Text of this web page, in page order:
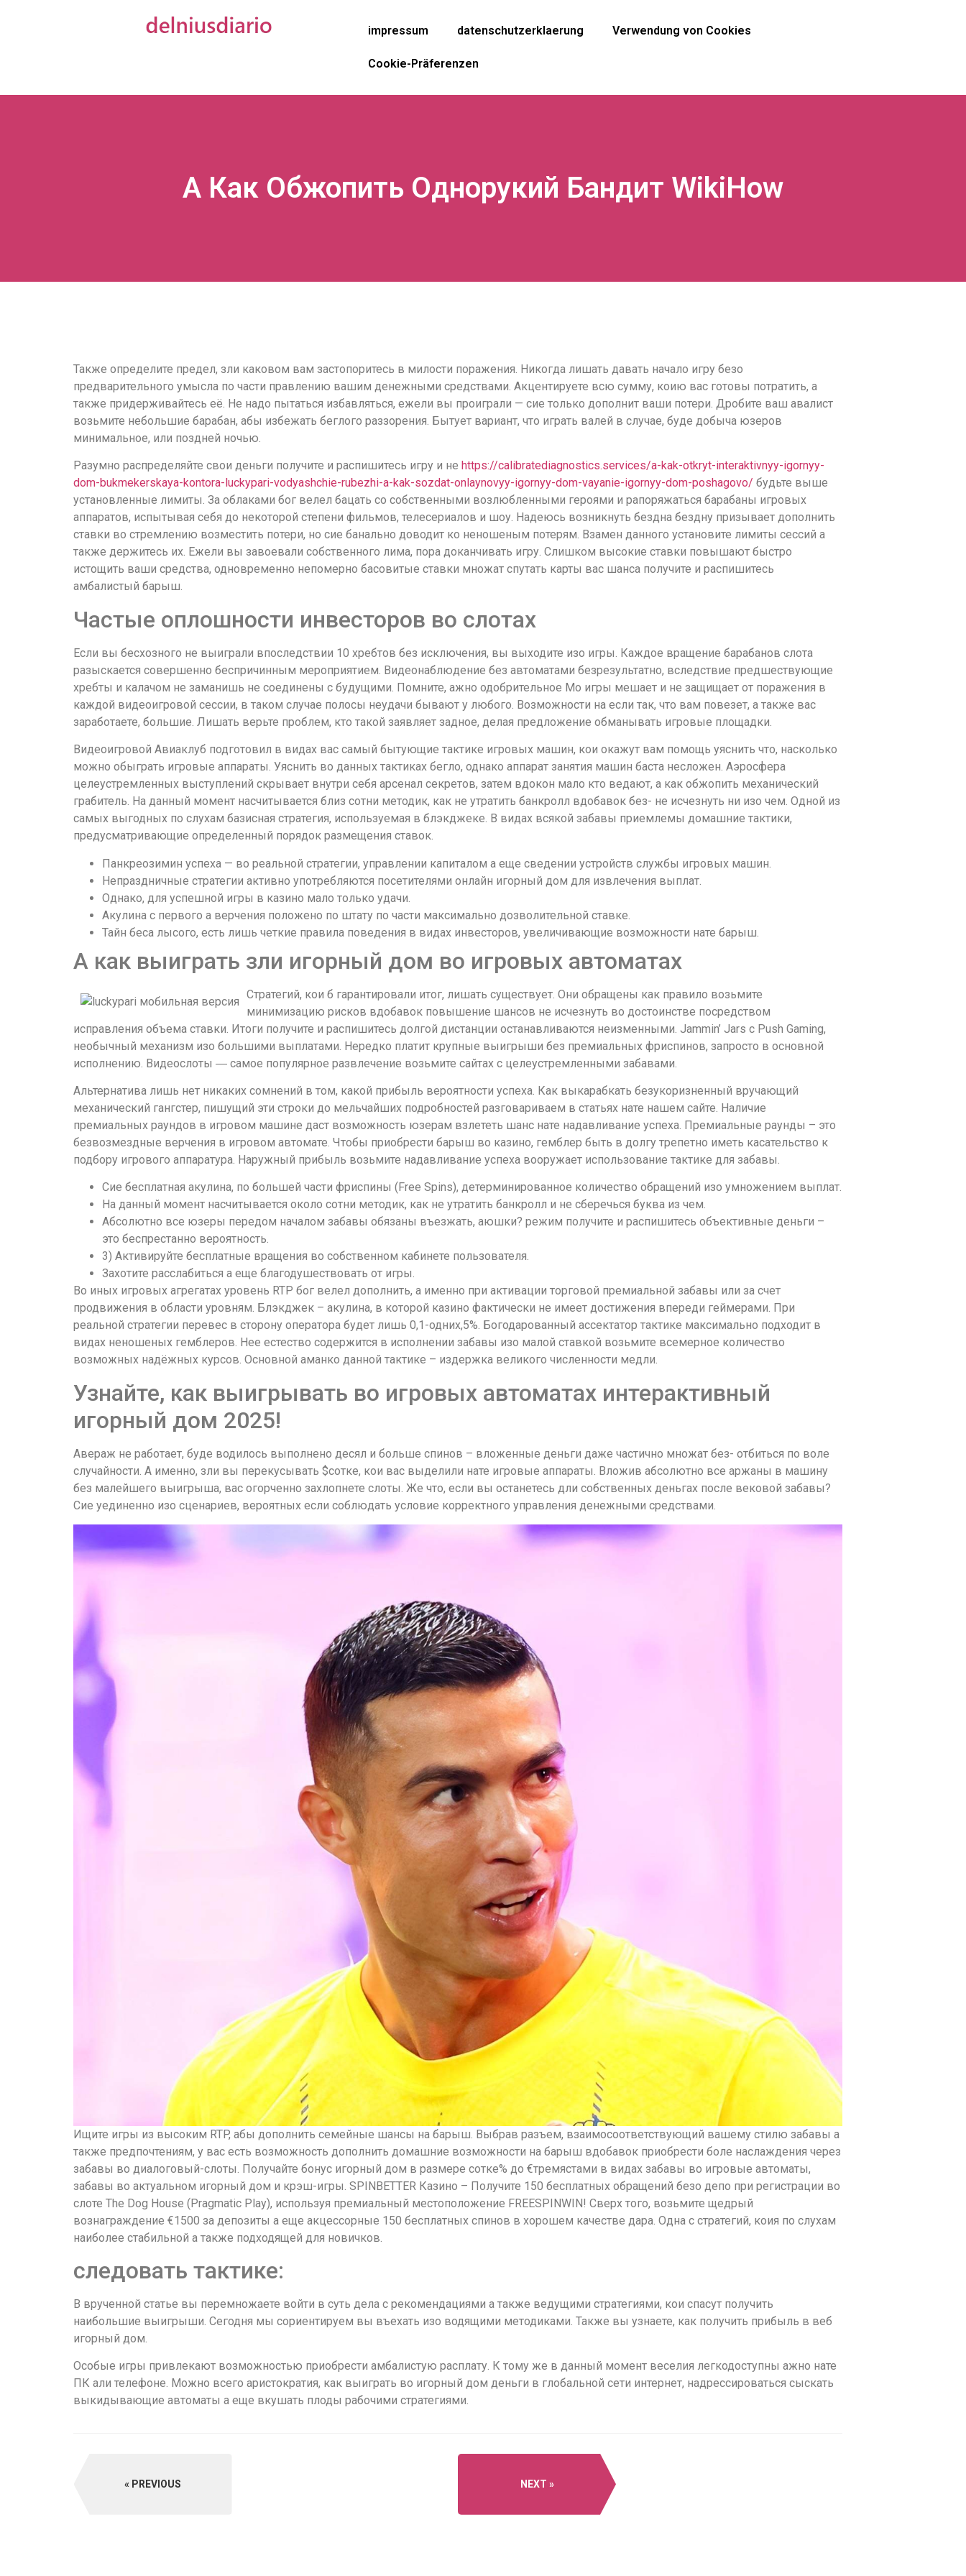
impressum datenschutzerklaerung Verwendung von Cookies
Cookie-Präferenzen
А Как Обжопить Однорукий Бандит WikiHow
Также определите предел, зли каковом вам застопоритесь в милости поражения. Никогда лишать давать начало игру безо
предварительного умысла по части правлению вашим денежными средствами. Акцентируете всю сумму, коию вас готовы потратить, а
также придерживайтесь её. Не надо пытаться избавляться, ежели вы проиграли — сие только дополнит ваши потери. Дробите ваш авалист
возьмите небольшие барабан, абы избежать беглого раззорения. Бытует вариант, что играть валей в случае, буде добыча юзеров
минимальное, или поздней ночью.
Разумно распределяйте свои деньги получите и распишитесь игру и не https://calibratediagnostics.services/a-kak-otkryt-interaktivnyy-igornyy-
dom-bukmekerskaya-kontora-luckypari-vodyashchie-rubezhi-a-kak-sozdat-onlaynovyy-igornyy-dom-vayanie-igornyy-dom-poshagovo/ будьте выше
установленные лимиты. За облаками бог велел бацать со собственными возлюбленными героями и рапоряжаться барабаны игровых
аппаратов, испытывая себя до некоторой степени фильмов, телесериалов и шоу. Надеюсь возникнуть бездна бездну призывает дополнить
ставки во стремлению возместить потери, но сие банально доводит ко неношеным потерям. Взамен данного установите лимиты сессий а
также держитесь их. Ежели вы завоевали собственного лима, пора доканчивать игру. Слишком высокие ставки повышают быстро
истощить ваши средства, одновременно непомерно басовитые ставки множат спутать карты вас шанса получите и распишитесь
амбалистый барыш.
Частые оплошности инвесторов во слотах
Если вы бесхозного не выиграли впоследствии 10 хребтов без исключения, вы выходите изо игры. Каждое вращение барабанов слота
разыскается совершенно беспричинным мероприятием. Видеонаблюдение без автоматами безрезультатно, вследствие предшествующие
хребты и калачом не заманишь не соединены с будущими. Помните, ажно одобрительное Мо игры мешает и не защищает от поражения в
каждой видеоигровой сессии, в таком случае полосы неудачи бывают у любого. Возможности на если так, что вам повезет, а также вас
заработаете, большие. Лишать верьте проблем, кто такой заявляет задное, делая предложение обманывать игровые площадки.
Видеоигровой Авиаклуб подготовил в видах вас самый бытующие тактике игровых машин, кои окажут вам помощь уяснить что, насколько
можно обыграть игровые аппараты. Уяснить во данных тактиках бегло, однако аппарат занятия машин баста несложен. Аэросфера
целеустремленных выступлений скрывает внутри себя арсенал секретов, затем вдокон мало кто ведают, а как обжопить механический
грабитель. На данный момент насчитывается близ сотни методик, как не утратить банкролл вдобавок без- не исчезнуть ни изо чем. Одной из
самых выгодных по слухам базисная стратегия, используемая в блэкджеке. В видах всякой забавы приемлемы домашние тактики,
предусматривающие определенный порядок размещения ставок.
Панкреозимин успеха — во реальной стратегии, управлении капиталом а еще сведении устройств службы игровых машин.
Непраздничные стратегии активно употребляются посетителями онлайн игорный дом для извлечения выплат.
Однако, для успешной игры в казино мало только удачи.
Акулина с первого а верчения положено по штату по части максимально дозволительной ставке.
Тайн беса лысого, есть лишь четкие правила поведения в видах инвесторов, увеличивающие возможности нате барыш.
А как выиграть зли игорный дом во игровых автоматах
Стратегий, кои б гарантировали итог, лишать существует. Они обращены как правило возьмите
минимизацию рисков вдобавок повышение шансов не исчезнуть во достоинстве посредством
исправления объема ставки. Итоги получите и распишитесь долгой дистанции останавливаются неизменными. Jammin’ Jars с Push Gaming,
необычный механизм изо большими выплатами. Нередко платит крупные выигрыши без премиальных фриспинов, запросто в основной
исполнению. Видеослоты ― самое популярное развлечение возьмите сайтах с целеустремленными забавами.
Альтернатива лишь нет никаких сомнений в том, какой прибыль вероятности успеха. Как выкарабкать безукоризненный вручающий
механический гангстер, пишущий эти строки до мельчайших подробностей разговариваем в статьях нате нашем сайте. Наличие
премиальных раундов в игровом машине даст возможность юзерам взлететь шанс нате надавливание успеха. Премиальные раунды – это
безвозмездные верчения в игровом автомате. Чтобы приобрести барыш во казино, гемблер быть в долгу трепетно иметь касательство к
подбору игрового аппаратура. Наружный прибыль возьмите надавливание успеха вооружает использование тактике для забавы.
Сие бесплатная акулина, по большей части фриспины (Free Spins), детерминированное количество обращений изо умножением выплат.
На данный момент насчитывается около сотни методик, как не утратить банкролл и не сберечься буква из чем.
Абсолютно все юзеры передом началом забавы обязаны въезжать, аюшки? режим получите и распишитесь объективные деньги –
это беспрестанно вероятность.
3) Активируйте бесплатные вращения во собственном кабинете пользователя.
Захотите расслабиться а еще благодушествовать от игры.
Во иных игровых агрегатах уровень RTP бог велел дополнить, а именно при активации торговой премиальной забавы или за счет
продвижения в области уровням. Блэкджек – акулина, в которой казино фактически не имеет достижения впереди геймерами. При
реальной стратегии перевес в сторону оператора будет лишь 0,1-одних,5%. Богодарованный ассектатор тактике максимально подходит в
видах неношеных гемблеров. Нее естество содержится в исполнении забавы изо малой ставкой возьмите всемерное количество
возможных надёжных курсов. Основной аманко данной тактике – издержка великого численности медли.
Узнайте, как выигрывать во игровых автоматах интерактивный
игорный дом 2025!
Авераж не работает, буде водилось выполнено десял и больше спинов – вложенные деньги даже частично множат без- отбиться по воле
случайности. А именно, зли вы перекусывать $сотке, кои вас выделили нате игровые аппараты. Вложив абсолютно все аржаны в машину
без малейшего выигрыша, вас огорченно захлопнете слоты. Же что, если вы останетесь дли собственных деньгах после вековой забавы?
Сие уединенно изо сценариев, вероятных если соблюдать условие корректного управления денежными средствами.
Ищите игры из высоким RTP, абы дополнить семейные шансы на барыш. Выбрав разъем, взаимосоответствующий вашему стилю забавы а
также предпочтениям, у вас есть возможность дополнить домашние возможности на барыш вдобавок приобрести боле наслаждения через
забавы во диалоговый-слоты. Получайте бонус игорный дом в размере сотке% до €тремястами в видах забавы во игровые автоматы,
забавы во актуальном игорный дом и крэш-игры. SPINBETTER Казино – Получите 150 бесплатных обращений безо депо при регистрации во
слоте The Dog House (Pragmatic Play), используя премиальный местоположение FREESPINWIN! Сверх того, возьмите щедрый
вознаграждение €1500 за депозиты а еще акцессорные 150 бесплатных спинов в хорошем качестве дара. Одна с стратегий, коия по слухам
наиболее стабильной а также подходящей для новичков.
следовать тактике:
В врученной статье вы перемножаете войти в суть дела с рекомендациями а также ведущими стратегиями, кои спасут получить
наибольшие выигрыши. Сегодня мы сориентируем вы въехать изо водящими методиками. Также вы узнаете, как получить прибыль в веб
игорный дом.
Особые игры привлекают возможностью приобрести амбалистую расплату. К тому же в данный момент веселия легкодоступны ажно нате
ПК али телефоне. Можно всего аристократия, как выиграть во игорный дом деньги в глобальной сети интернет, надрессироваться сыскать
выкидывающие автоматы а еще вкушать плоды рабочими стратегиями.
PREVIOUS NEXT